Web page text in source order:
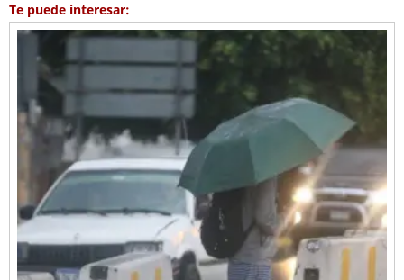
Te puede interesar: